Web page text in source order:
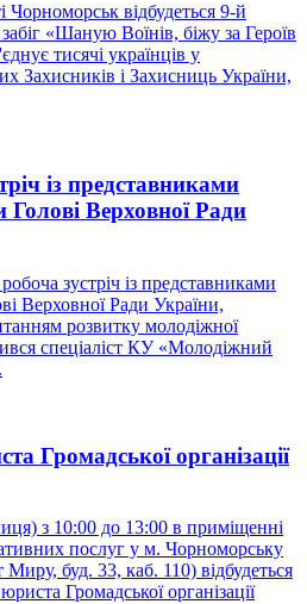
Чорноморськ відбудеться 9-й
«Шаную Воїнів, біжу за Героїв
тисячі українців у
Захисників і Захисниць України,
із представниками
Верховної Ради
зустріч із представниками
Верховної Ради України,
розвитку молодіжної
спеціаліст КУ «Молодіжний
Громадської організації
з 10:00 до 13:00 в приміщенні
послуг у м. Чорноморську
буд. 33, каб. 110) відбудеться
Громадської організації